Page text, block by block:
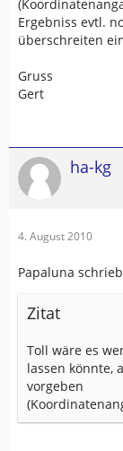
Ergebniss evtl.
überschreiten
Gruss
Gert
ha-kg
4. August 2010
Papaluna
Zitat
Toll wäre es
lassen könnte,
vorgeben